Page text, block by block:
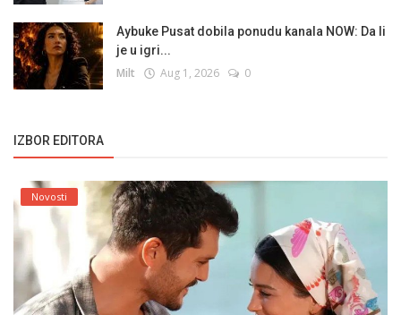
Aybuke Pusat dobila ponudu kanala NOW: Da li
je u igri...
Milt Aug 1, 2026 0
IZBOR EDITORA
Novosti